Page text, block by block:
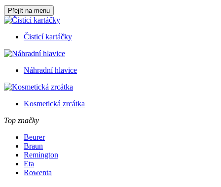
Přejít na menu
Čisticí kartáčky
Náhradní hlavice
Kosmetická zrcátka
Top značky
Beurer
Braun
Remington
Eta
Rowenta